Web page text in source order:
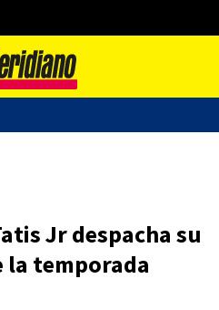
Jr despacha su
temporada